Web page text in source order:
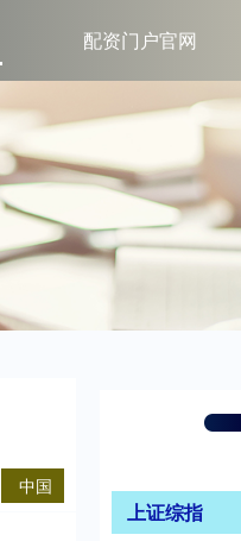
配资门户官网
中国
上证综指